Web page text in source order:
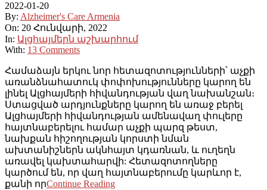
2022-01-20
By: Alzheimer's Care Armenia
On: 20 Հունվարի, 2022
In: Ալցհայմերն աշխարհում
With: 13 Comments
Համաձայն երկու նոր հետազոտությունների՝ աչքի
առանձնահատուկ փոփոխությունները կարող են
լինել Ալցհայմերի հիվանդության վաղ նախանշան։
Ստացված արդյունքները կարող են առաջ բերել
Ալցհայմերի հիվանդության ամենավաղ փուլերը
հայտնաբերելու համար աչքի պարզ թեստ,
նախքան հիշողության կորստի նման
ախտանիշներն ակնհայտ կդառնան, և ուղեղն
առավել կախտահարվի: Հետազոտողները
կարծում են, որ վաղ հայտնաբերումը կարևոր է,
քանի որContinue Reading